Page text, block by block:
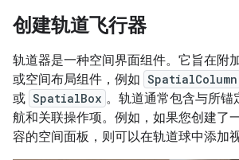
创建轨道飞行器
轨道器是一种空间界面组件。它旨在附
或空间布局组件，例如 SpatialColumn
或 SpatialBox 。轨道通常包含与所锚
航和关联操作项。例如，如果您创建了
容的空间面板，则可以在轨道球中添加